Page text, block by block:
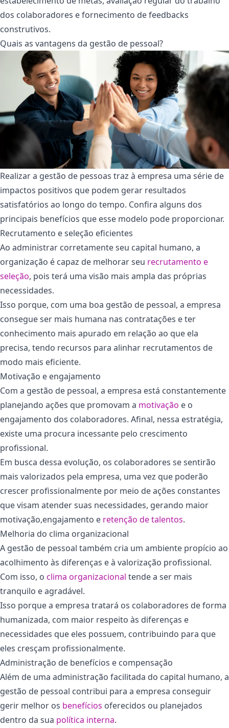
dos colaboradores e fornecimento de feedbacks
construtivos.
Quais as vantagens da gestão de pessoal?
Realizar a gestão de pessoas traz à empresa uma série de
impactos positivos que podem gerar resultados
satisfatórios ao longo do tempo. Confira alguns dos
principais benefícios que esse modelo pode proporcionar.
Recrutamento e seleção eficientes
Ao administrar corretamente seu capital humano, a
organização é capaz de melhorar seu recrutamento e
seleção, pois terá uma visão mais ampla das próprias
necessidades.
Isso porque, com uma boa gestão de pessoal, a empresa
consegue ser mais humana nas contratações e ter
conhecimento mais apurado em relação ao que ela
precisa, tendo recursos para alinhar recrutamentos de
modo mais eficiente.
Motivação e engajamento
Com a gestão de pessoal, a empresa está constantemente
planejando ações que promovam a motivação e o
engajamento dos colaboradores. Afinal, nessa estratégia,
existe uma procura incessante pelo crescimento
profissional.
Em busca dessa evolução, os colaboradores se sentirão
mais valorizados pela empresa, uma vez que poderão
crescer profissionalmente por meio de ações constantes
que visam atender suas necessidades, gerando maior
motivação,engajamento e retenção de talentos.
Melhoria do clima organizacional
A gestão de pessoal também cria um ambiente propício ao
acolhimento às diferenças e à valorização profissional.
Com isso, o clima organizacional tende a ser mais
tranquilo e agradável.
Isso porque a empresa tratará os colaboradores de forma
humanizada, com maior respeito às diferenças e
necessidades que eles possuem, contribuindo para que
eles cresçam profissionalmente.
Administração de benefícios e compensação
Além de uma administração facilitada do capital humano, a
gestão de pessoal contribui para a empresa conseguir
gerir melhor os benefícios oferecidos ou planejados
dentro da sua política interna.